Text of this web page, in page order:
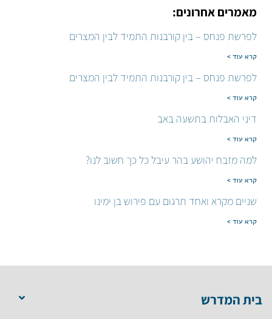
מאמרים אחרונים:
לפרשת פנחס – בין קורבנות התמיד לבין המצרים
קרא עוד >
לפרשת פנחס – בין קורבנות התמיד לבין המצרים
קרא עוד >
דיני האבלות בתשעה באב
קרא עוד >
למה מזבח יהושע בהר עיבל כל כך חשוב לנו?
קרא עוד >
שניים מקרא ואחד תרגום עם פירוש בן ימינו
קרא עוד >
בית המדרש